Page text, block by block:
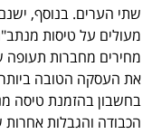
שתי הערים. בנוסף,
מעולים על טיסות
מחירים מחברות תעופה
את העסקה הטובה
בחשבון בהזמנת טיסה
הכבודה והגבלות